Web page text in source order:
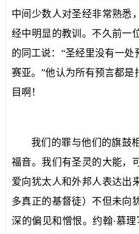
中间少数人对圣经非常熟悉
经中明显的教训。不久前一
的同工说：“圣经里没有一
赛亚。”他认为所有预言都
目啊！
我们的罪与他们的旗鼓
福音。我们有圣灵的大能，
爱向犹太人和外邦人表达出
多真正的基督徒）不但未向
深的偏见和憎恨。约翰·慕